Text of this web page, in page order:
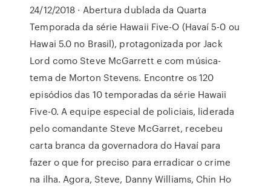
24/12/2018 · Abertura dublada da Quarta
Temporada da série Hawaii Five-O (Havaí 5-0 ou
Hawai 5.0 no Brasil), protagonizada por Jack
Lord como Steve McGarrett e com música-
tema de Morton Stevens. Encontre os 120
episódios das 10 temporadas da série Hawaii
Five-0. A equipe especial de policiais, liderada
pelo comandante Steve McGarret, recebeu
carta branca da governadora do Havaí para
fazer o que for preciso para erradicar o crime
na ilha. Agora, Steve, Danny Williams, Chin Ho